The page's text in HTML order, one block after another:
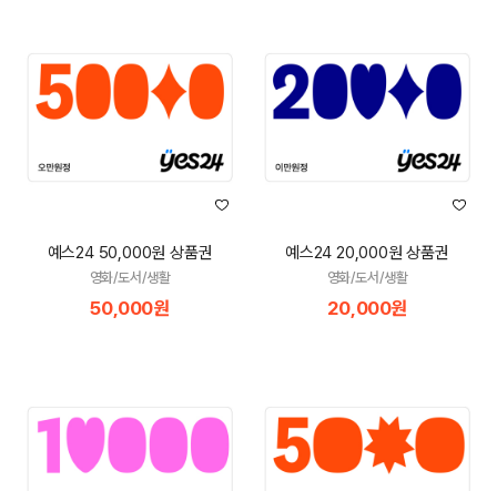
예스24 50,000원 상품권
영화/도서/생활
50,000원
예스24 20,000원 상품권
영화/도서/생활
20,000원